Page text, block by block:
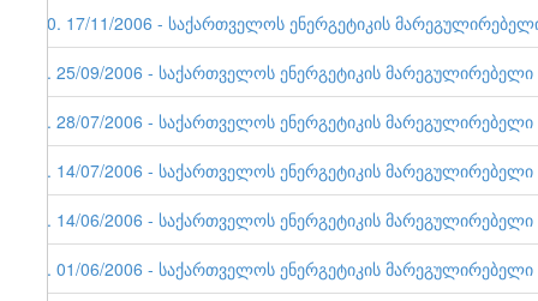
10. 17/11/2006 - საქართველოს ენერგეტიკის
9. 25/09/2006 - საქართველოს ენერგეტიკის
8. 28/07/2006 - საქართველოს ენერგეტიკის
7. 14/07/2006 - საქართველოს ენერგეტიკის
6. 14/06/2006 - საქართველოს ენერგეტიკის
5. 01/06/2006 - საქართველოს ენერგეტიკის